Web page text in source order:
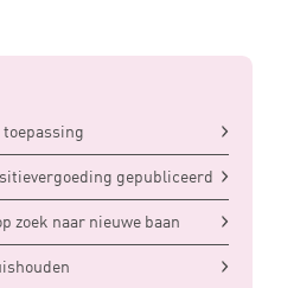
gepubliceerd
zoek naar nieuwe baan